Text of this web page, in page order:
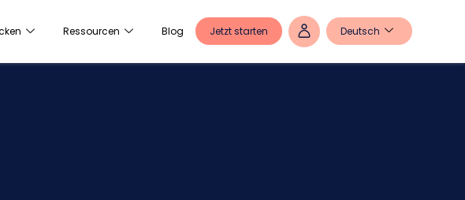
Ressourcen Blog Jetzt starten Deutsch